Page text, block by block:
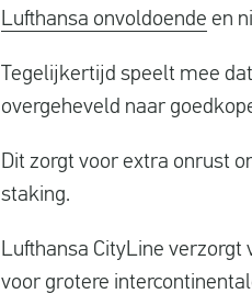
Lufthansa onvoldoende en
Tegelijkertijd speelt mee
overgeheveld naar
Dit zorgt voor extra onrust
staking.
Lufthansa CityLine
voor grotere